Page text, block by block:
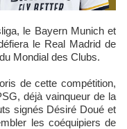
le Real Madrid de
Mondial des Clubs.
de cette compétition,
déjà vainqueur de la
signés Désiré Doué et
les coéquipiers de